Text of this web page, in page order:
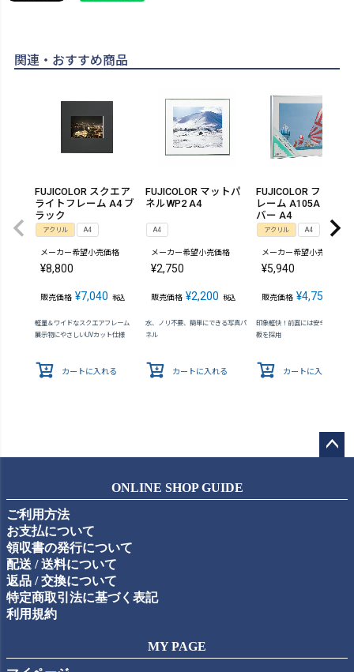
関連・おすすめ商品
FUJICOLOR スクエア
ライトフレーム A4 ブ
ラック
アクリル A4
メーカー希望小売価格
¥8,800
販売価格 ¥7,040 税込
軽量＆ワイドなスクエアフレーム
展示物にやさしいUVカット仕様
カートに入れる
FUJICOLOR マットパ
ネルWP2 A4
A4
メーカー希望小売価格
¥2,750
販売価格 ¥2,200 税込
水、ノリ不要、簡単にできる写真パ
ネル
カートに入れる
FUJICOLOR フォトフ
レーム A105A シル
バー A4
アクリル A4
メーカー希望小売価格
¥5,940
販売価格 ¥4,752
印象軽快！前面には安全なアクリ
板を採用
カートに入れる
ップ
ONLINE SHOP GUIDE
ご利用方法
お支払について
領収書の発行について
配送 / 送料について
返品 / 交換について
特定商取引法に基づく表記
利用規約
MY PAGE